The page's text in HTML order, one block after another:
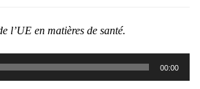
l’UE en matières de santé.
00:00